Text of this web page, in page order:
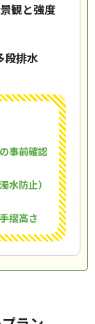
観と強度
段排水
事前確認
水防止）
摺高さ